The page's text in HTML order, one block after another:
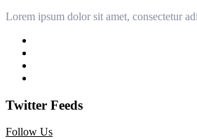
Lorem ipsum dolor sit amet, consectetur
Twitter Feeds
Follow Us